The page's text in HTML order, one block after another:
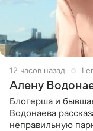
12 часов назад
Алену
Блогерша и
Водонаева
неправильную